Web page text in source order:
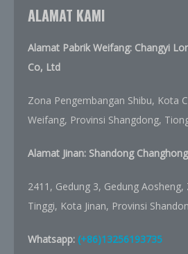
ALAMAT KAMI
Alamat Pabrik Weifang: Changyi
Co, Ltd
Zona Pengembangan Shibu, Kota
Weifang, Provinsi Shangdong,
Alamat Jinan: Shandong
2411, Gedung 3, Gedung
Tinggi, Kota Jinan, Provinsi
Whatsapp: (+86)13256193735